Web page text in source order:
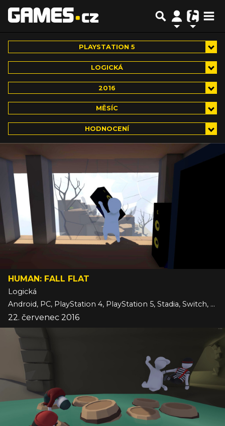
PLAYSTATION 5
LOGICKÁ
2016
MĚSÍC
HODNOCENÍ
HUMAN: FALL FLAT
Logická
Android, PC, PlayStation 4, PlayStation 5, Stadia, Switch, Xbox One, Xbox Series, iOS
22. červenec 2016